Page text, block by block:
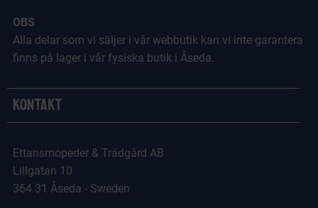
OBS
Alla delar som vi säljer i vår webbutik kan vi inte garantera
finns på lager i vår fysiska butik i Åseda.
Kontakt
Ettansmopeder & Trädgård AB
Lillgatan 10
364 31 Åseda - Sweden